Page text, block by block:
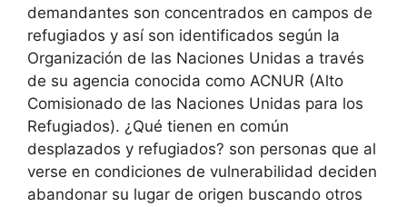
demandantes son concentrados en campos de
refugiados y así son identificados según la
Organización de las Naciones Unidas a través
de su agencia conocida como ACNUR (Alto
Comisionado de las Naciones Unidas para los
Refugiados). ¿Qué tienen en común
desplazados y refugiados? son personas que al
verse en condiciones de vulnerabilidad deciden
abandonar su lugar de origen buscando otros